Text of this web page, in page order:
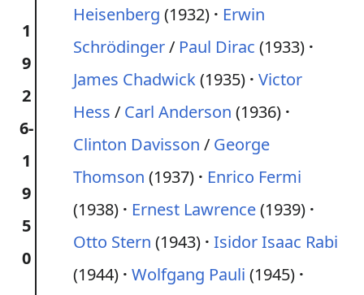
1
9
2
6-
1
9
5
0
Heisenberg (1932)
Erwin
Schrödinger/ Paul Dirac (1933)
James Chadwick(1935) Victor
Hess / Carl Anderson (1936)
Clinton Davisson / George
Thomson (1937)
Enrico Fermi
(1938)
Ernest Lawrence(1939)
Otto Stern (1943) Isidor Isaac Rabi
(1944) Wolfgang Pauli (1945)